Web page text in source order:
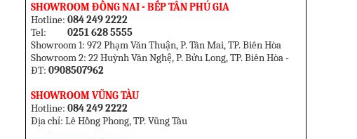
SHOWROOM ĐỒNG NAI - BẾP TÂN PHÚ GIA
Hotline:084 249 2222
Tel:0251 628 5555
Showroom 1: 972 Phạm Văn Thuận, P. Tân Mai, TP. Biên Hòa
Showroom 2: 22 Huỳnh Văn Nghệ, P. Bửu Long, TP. Biên Hòa -
ĐT:0908507962
SHOWROOM VŨNG TÀU
Hotline:084 249 2222
Địa chỉ: Lê Hồng Phong, TP. Vũng Tàu